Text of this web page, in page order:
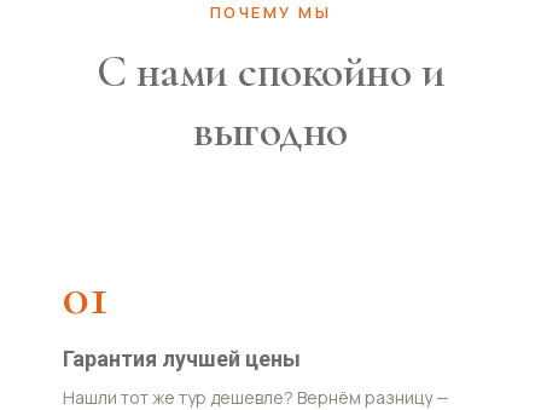
ПОЧЕМУ МЫ
С нами спокойно и
выгодно
01
Гарантия лучшей цены
Нашли тот же тур дешевле? Вернём разницу —